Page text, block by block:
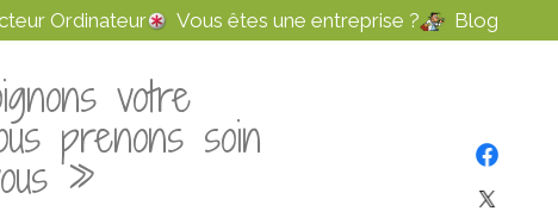
Ordinateur Vous êtes une entreprise ? Blog
votre
prenons soin
»